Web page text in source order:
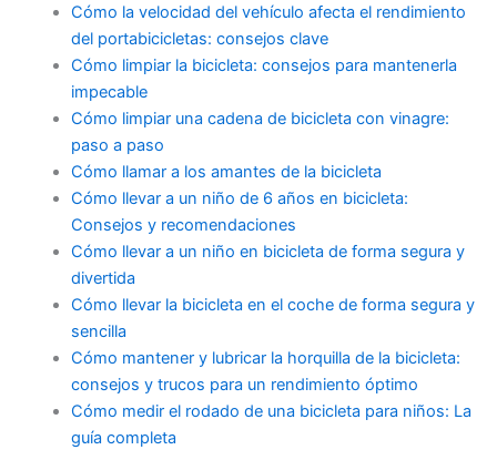
Cómo la velocidad del vehículo afecta el rendimiento
del portabicicletas: consejos clave
Cómo limpiar la bicicleta: consejos para mantenerla
impecable
Cómo limpiar una cadena de bicicleta con vinagre:
paso a paso
Cómo llamar a los amantes de la bicicleta
Cómo llevar a un niño de 6 años en bicicleta:
Consejos y recomendaciones
Cómo llevar a un niño en bicicleta de forma segura y
divertida
Cómo llevar la bicicleta en el coche de forma segura y
sencilla
Cómo mantener y lubricar la horquilla de la bicicleta:
consejos y trucos para un rendimiento óptimo
Cómo medir el rodado de una bicicleta para niños: La
guía completa